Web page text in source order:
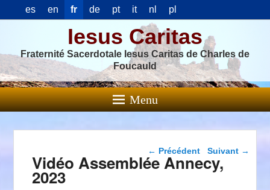
es en fr de pt it nl pl
Iesus Caritas
Fraternité Sacerdotale Iesus Caritas de Charles de
Foucauld
Menu
Navigation dans les
articles
← Précédent Suivant →
Vidéo Assemblée Annecy,
2023